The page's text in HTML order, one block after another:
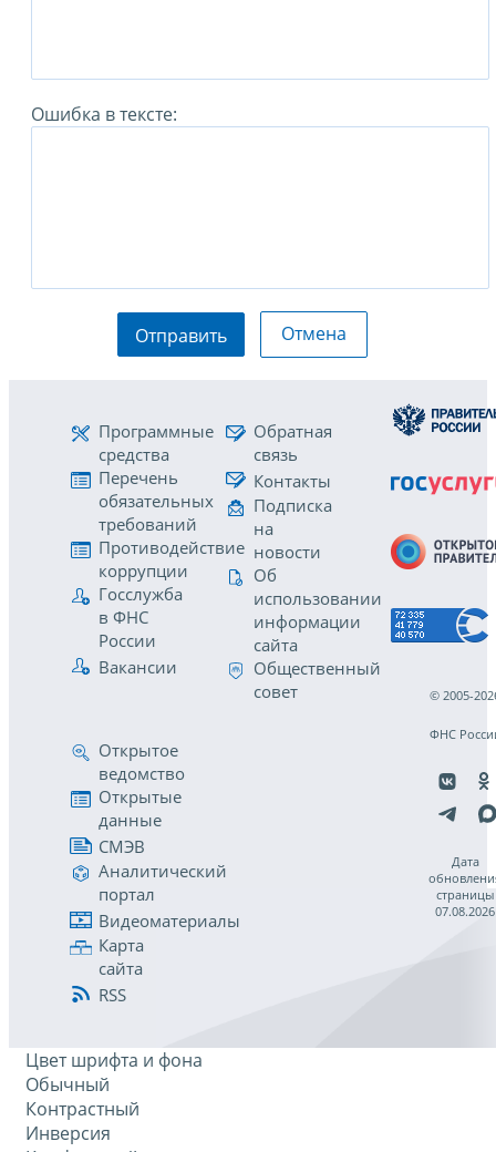
Ошибка в тексте:
Отправить Отмена
Программные
средства
Перечень
обязательных
требований
Противодействие
коррупции
Госслужба
в ФНС
России
Вакансии
Обратная
связь
Контакты
Подписка
на
новости
Об
использовании
информации
сайта
Общественный
совет
Открытое
ведомство
Открытые
данные
СМЭВ
Аналитический
портал
Видеоматериалы
Карта
сайта
RSS
© 2005-
ФНС
Дата
страницы
07.08.2026
Цвет шрифта и фона
Обычный
Контрастный
Инверсия